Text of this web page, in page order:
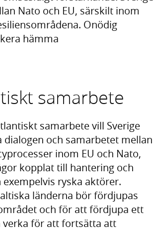
Nato och EU, särskilt inom
Onödig
hämma
samarbete
samarbete vill Sverige
och samarbetet mellan
inom EU och Nato,
kopplat till hantering och
ryska aktörer.
länderna bör fördjupas
och för att fördjupa ett
verka för att fortsätta att